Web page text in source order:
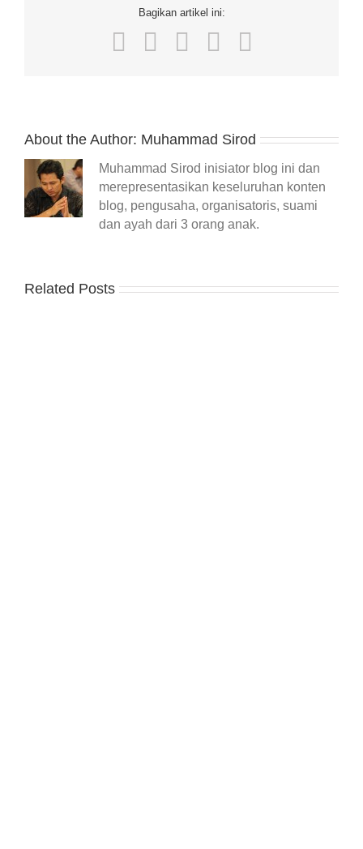
Bagikan artikel ini:
Facebook
TwitterLinkedInWhatsApp
About the Author: Muhammad Sirod
Muhammad Sirod inisiator blog ini dan
merepresentasikan keseluruhan konten
blog, pengusaha, organisatoris, suami
dan ayah dari 3 orang anak.
Related Posts